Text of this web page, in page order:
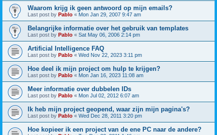
Waarom krijg ik geen antwoord op mijn emails?
Last post by Pablo « Mon Jan 29, 2007 9:47 am
Belangrijke informatie over het gebruik van templates
Last post by Pablo « Sat May 06, 2006 2:14 pm
Artificial Intelligence FAQ
Last post by Pablo « Wed Nov 22, 2023 3:11 pm
Hoe deel ik mijn project om hulp te krijgen?
Last post by Pablo « Mon Jan 16, 2023 11:08 am
Meer informatie over dubbelen IDs
Last post by Pablo « Mon Jul 02, 2012 6:07 am
Ik heb mijn project geopend, waar zijn mijn pagina's?
Last post by Pablo « Wed Dec 28, 2011 3:20 pm
Hoe kopieer ik een project van de ene PC naar de andere?